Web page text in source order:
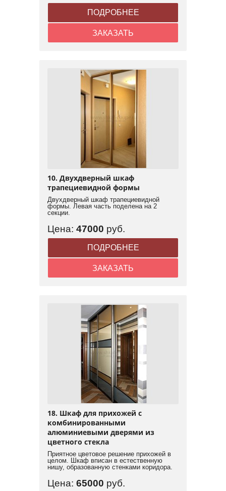
ПОДРОБНЕЕ
ЗАКАЗАТЬ
10. Двухдверный шкаф
трапециевидной формы
Двухдверный шкаф трапециевидной
формы. Левая часть поделена на 2
секции.
Цена: 47000 руб.
ПОДРОБНЕЕ
ЗАКАЗАТЬ
18. Шкаф для прихожей с
комбинированными
алюминиевыми дверями из
цветного стекла
Приятное цветовое решение прихожей в
целом. Шкаф вписан в естественную
нишу, образованную стенками коридора.
Цена: 65000 руб.